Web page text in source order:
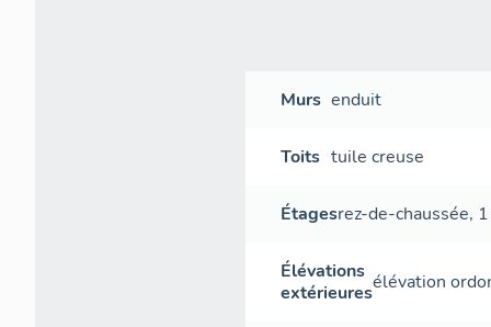
Murs enduit
Toits tuile creuse
Étagesrez-de-chaussée,
Élévations
extérieuresélévation